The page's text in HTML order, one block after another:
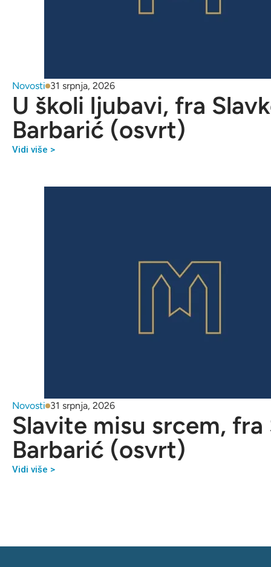
Novosti 31 srpnja, 2026
U školi ljubavi, fra
Barbarić (osvrt)
Vidi više >
Novosti 31 srpnja, 2026
Slavite misu srcem, fra
Barbarić (osvrt)
Vidi više >